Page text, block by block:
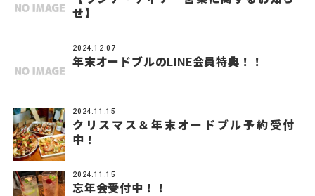
せ】
2024.12.07
年末オードブルのLINE会員特典！！
2024.11.15
クリスマス＆年末オードブル予約受付
中！
2024.11.15
忘年会受付中！！